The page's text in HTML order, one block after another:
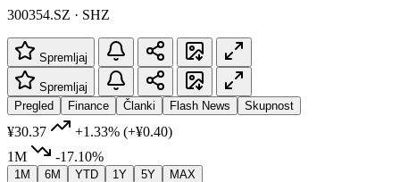
300354.SZ · SHZ
Spremljaj
Spremljaj
Pregled
Finance Članki Flash News Skupnost
¥30.37 +1.33% (+¥0.40)
1M
-17.10%
1M 6M YTD 1Y 5Y MAX